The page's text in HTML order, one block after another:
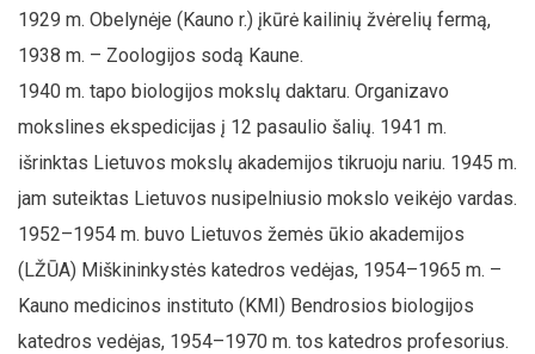
1929 m. Obelynėje (Kauno r.) įkūrė kailinių žvėrelių fermą,
1938 m. – Zoologijos sodą Kaune.
1940 m. tapo biologijos mokslų daktaru. Organizavo
mokslines ekspedicijas į 12 pasaulio šalių. 1941 m.
išrinktas Lietuvos mokslų akademijos tikruoju nariu. 1945 m.
jam suteiktas Lietuvos nusipelniusio mokslo veikėjo vardas.
1952–1954 m. buvo Lietuvos žemės ūkio akademijos
(LŽŪA) Miškininkystės katedros vedėjas, 1954–1965 m. –
Kauno medicinos instituto (KMI) Bendrosios biologijos
katedros vedėjas, 1954–1970 m. tos katedros profesorius.